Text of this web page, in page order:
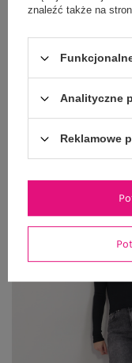
ZWROTY I REKLAMACJE
znaleźć także na
Analityczne
Reklamowe